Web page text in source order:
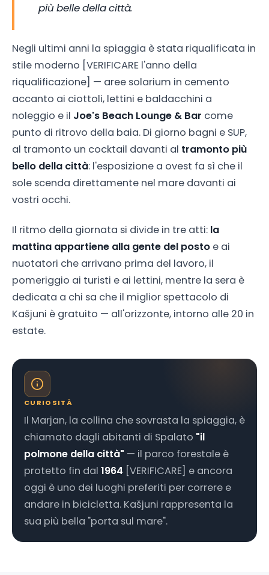
più belle della città.
Negli ultimi anni la spiaggia è stata riqualificata in
stile moderno [VERIFICARE l'anno della
riqualificazione] — aree solarium in cemento
accanto ai ciottoli, lettini e baldacchini a
noleggio e il Joe's Beach Lounge & Bar come
punto di ritrovo della baia. Di giorno bagni e SUP,
al tramonto un cocktail davanti al tramonto più
bello della città: l'esposizione a ovest fa sì che il
sole scenda direttamente nel mare davanti ai
vostri occhi.
Il ritmo della giornata si divide in tre atti: la
mattina appartiene alla gente del posto e ai
nuotatori che arrivano prima del lavoro, il
pomeriggio ai turisti e ai lettini, mentre la sera è
dedicata a chi sa che il miglior spettacolo di
Kašjuni è gratuito — all'orizzonte, intorno alle 20 in
estate.
CURIOSITÀ
Il Marjan, la collina che sovrasta la spiaggia, è
chiamato dagli abitanti di Spalato "il
polmone della città" — il parco forestale è
protetto fin dal 1964 [VERIFICARE] e ancora
oggi è uno dei luoghi preferiti per correre e
andare in bicicletta. Kašjuni rappresenta la
sua più bella "porta sul mare".